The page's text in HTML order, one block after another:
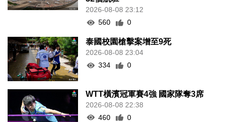
2026-08-08 23:12
560
0
泰國校園槍擊案增至9死
2026-08-08 23:04
334
0
WTT橫濱冠軍賽4強 國家隊奪3席
2026-08-08 22:38
460
0